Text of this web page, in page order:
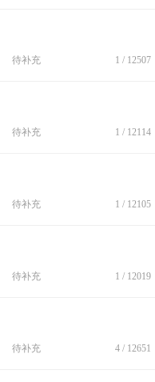
待补充 1 / 12507
待补充 1 / 12114
待补充 1 / 12105
待补充 1 / 12019
待补充 4 / 12651